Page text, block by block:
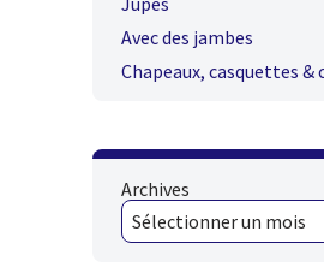
Avec des jambes
Chapeaux, casquettes &
Archives